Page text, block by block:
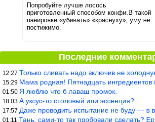
Попробуйте лучше лосось
приготовленный способом конфи.В такой
панировке «убивать» «краснуху», уму не
постижимо.
Последние
12:27 Только сливать надо включив не холодную, а
15:29 Мама родная! Пятнадцать ингредиентов
01:50 Я люблю что б лаваш промок.
18:03 А уксус-то столовый или эссенция?
17:57 Даже проводить испытание не буду — в воду и
01:11 Тань, сами-то так пробовали сделать? Ерунда